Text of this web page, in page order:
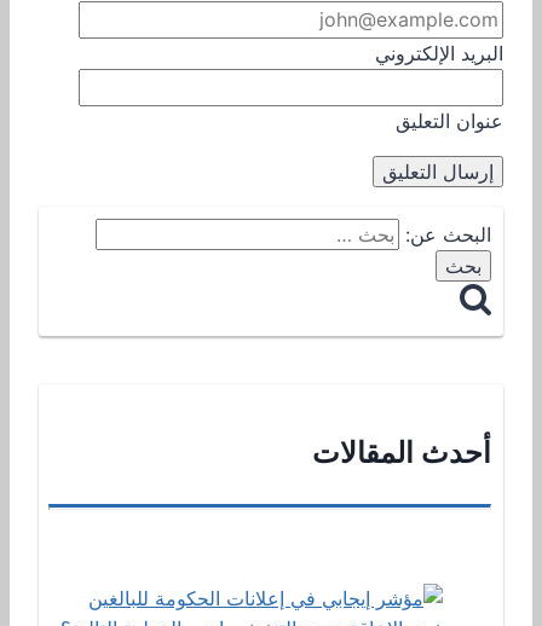
البريد الإلكتروني
عنوان التعليق
البحث عن:
أحدث المقالات